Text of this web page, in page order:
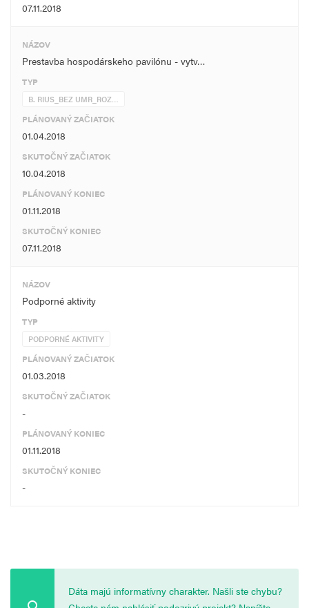
07.11.2018
NÁZOV
Prestavba hospodárskeho pavilónu - vytv…
TYP
B. RIUS_BEZ UMR_ROZ…
PLÁNOVANÝ ZAČIATOK
01.04.2018
SKUTOČNÝ ZAČIATOK
10.04.2018
PLÁNOVANÝ KONIEC
01.11.2018
SKUTOČNÝ KONIEC
07.11.2018
NÁZOV
Podporné aktivity
TYP
PODPORNÉ AKTIVITY
PLÁNOVANÝ ZAČIATOK
01.03.2018
SKUTOČNÝ ZAČIATOK
-
PLÁNOVANÝ KONIEC
01.11.2018
SKUTOČNÝ KONIEC
-
Dáta majú informatívny charakter. Našli ste chybu?